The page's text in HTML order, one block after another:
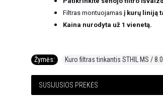
Filtras montuojamas į kurų liniją
Kaina nurodyta už 1 vienetą.
Žymės: Kuro filtras tinkantis STHIL MS /
SUSIJUSIOS PREKĖS